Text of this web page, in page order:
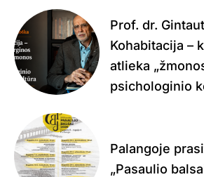
Prof. dr.
Kohabitacija –
atlieka
psichologinio
Palangoje
„Pasaulio